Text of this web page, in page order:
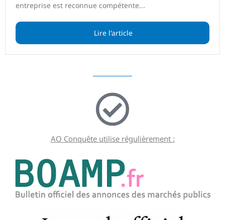
entreprise est reconnue compétente...
Lire l'article
AO Conquête utilise régulièrement :